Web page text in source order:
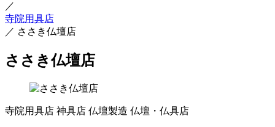
／
寺院用具店
／ ささき仏壇店
ささき仏壇店
寺院用具店 神具店 仏壇製造 仏壇・仏具店